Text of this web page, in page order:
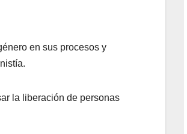
en sus procesos y
la liberación de personas